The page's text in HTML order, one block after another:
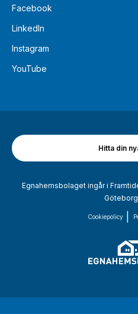
Facebook
LinkedIn
Instagram
YouTube
Hitta din
Egnahemsbolaget ingår i
Cookiepolicy